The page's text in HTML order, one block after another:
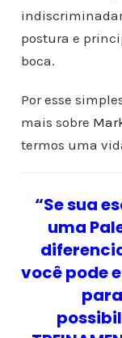
postura e
boca.
Por esse
mais sobre
termos uma
“Se sua
uma
você pode